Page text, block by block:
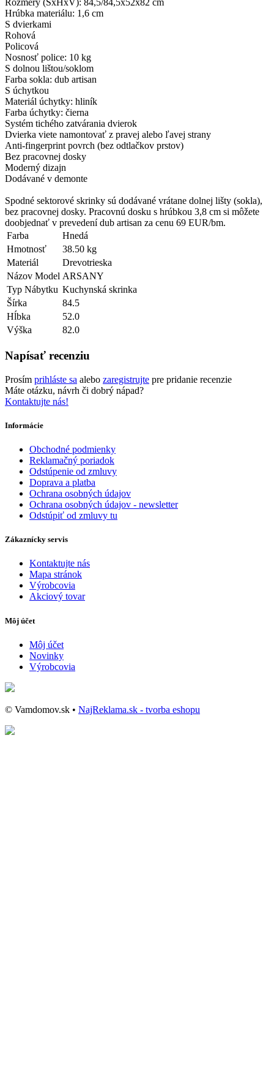
Rozmery (ŠxHxV): 84,5/84,5x52x82 cm
Hrúbka materiálu: 1,6 cm
S dvierkami
Rohová
Policová
Nosnosť police: 10 kg
S dolnou lištou/soklom
Farba sokla: dub artisan
S úchytkou
Materiál úchytky: hliník
Farba úchytky: čierna
Systém tichého zatvárania dvierok
Dvierka viete namontovať z pravej alebo ľavej strany
Anti-fingerprint povrch (bez odtlačkov prstov)
Bez pracovnej dosky
Moderný dizajn
Dodávané v demonte
Spodné sektorové skrinky sú dodávané vrátane dolnej lišty (sokla),
bez pracovnej dosky. Pracovnú dosku s hrúbkou 3,8 cm si môžete
doobjednať v prevedení dub artisan za cenu 69 EUR/bm.
Farba
Hnedá
Hmotnosť
38.50 kg
Materiál
Drevotrieska
Názov Model ARSANY
Typ Nábytku Kuchynská skrinka
Šírka
84.5
Hĺbka
52.0
Výška
82.0
Napísať recenziu
Prosím prihláste sa alebo zaregistrujte pre pridanie recenzie
Máte otázku, návrh či dobrý nápad?
Kontaktujte nás!
Informácie
Obchodné podmienky
Reklamačný poriadok
Odstúpenie od zmluvy
Doprava a platba
Ochrana osobných údajov
Ochrana osobných údajov - newsletter
Odstúpiť od zmluvy tu
Zákaznícky servis
Kontaktujte nás
Mapa stránok
Výrobcovia
Akciový tovar
Môj účet
Môj účet
Novinky
Výrobcovia
© Vamdomov.sk • NajReklama.sk - tvorba eshopu